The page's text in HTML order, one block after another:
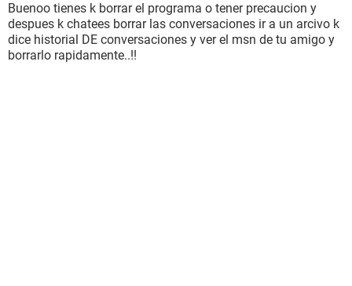
Buenoo tienes k borrar el programa o tener precaucion y
despues k chatees borrar las conversaciones ir a un arcivo k
dice historial DE conversaciones y ver el msn de tu amigo y
borrarlo rapidamente..!!